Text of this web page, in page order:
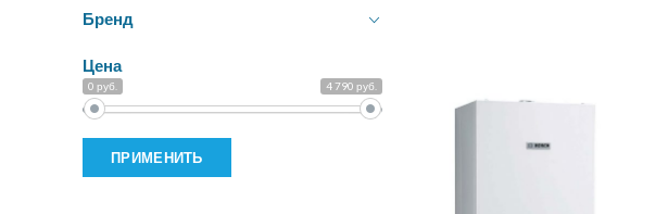
Бренд
Цена
0 руб. 4 790 руб.
ПРИМЕНИТЬ